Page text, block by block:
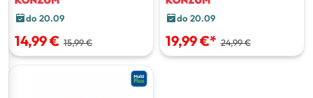
do 20.09
14,99 € 15,99 €
do 20.09
19,99 €* 24,99 €